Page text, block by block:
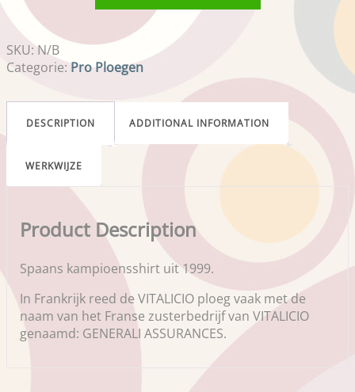
SKU:N/B
Categorie:Pro Ploegen
DESCRIPTION ADDITIONAL INFORMATION
WERKWIJZE
Product Description
Spaans kampioensshirt uit 1999.
In Frankrijk reed de VITALICIO ploeg vaak met de
naam van het Franse zusterbedrijf van VITALICIO
genaamd: GENERALI ASSURANCES.